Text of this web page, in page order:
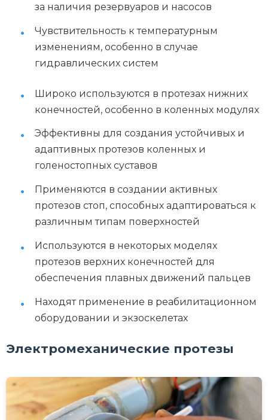
за наличия резервуаров и насосов
Чувствительность к температурным
изменениям, особенно в случае
гидравлических систем
Широко используются в протезах нижних
конечностей, особенно в коленных модулях
Эффективны для создания устойчивых и
адаптивных протезов коленных и
голеностопных суставов
Применяются в создании активных
протезов стоп, способных адаптироваться к
различным типам поверхностей
Используются в некоторых моделях
протезов верхних конечностей для
обеспечения плавных движений пальцев
Находят применение в реабилитационном
оборудовании и экзоскелетах
Электромеханические протезы